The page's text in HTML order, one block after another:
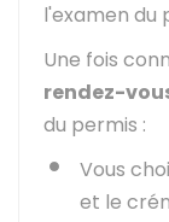
l'examen du
Une fois
rendez-
du permis :
Vous
et le